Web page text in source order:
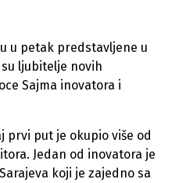
u petak predstavljene u
ljubitelje novih
Sajma inovatora i
prvi put je okupio više od
Jedan od inovatora je
koji je zajedno sa